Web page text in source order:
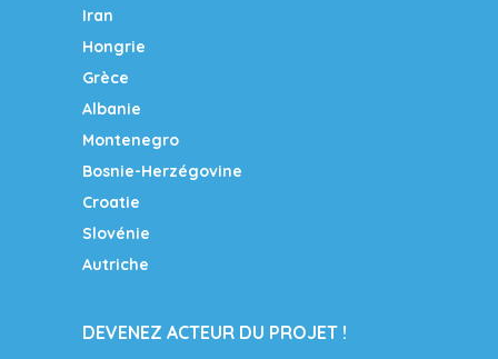
Iran
Hongrie
Grèce
Albanie
Montenegro
Bosnie-Herzégovine
Croatie
Slovénie
Autriche
DEVENEZ ACTEUR DU PROJET !